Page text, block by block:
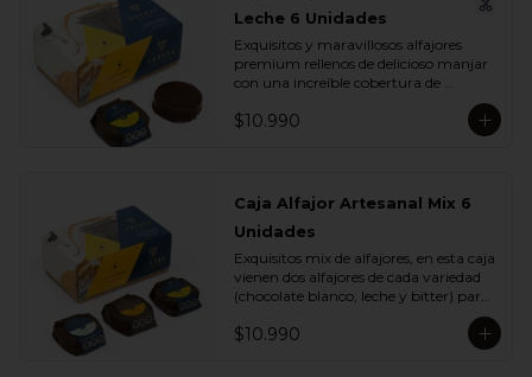
Leche 6 Unidades
Exquisitos y maravillosos alfajores
premium rellenos de delicioso manjar
con una increíble cobertura de
compartir con quienes más queremos.
$10.990
Caja Alfajor Artesanal Mix 6
Unidades
Exquisitos mix de alfajores, en esta caja
vienen dos alfajores de cada variedad
(chocolate blanco, leche y bitter) para
querido.
$10.990